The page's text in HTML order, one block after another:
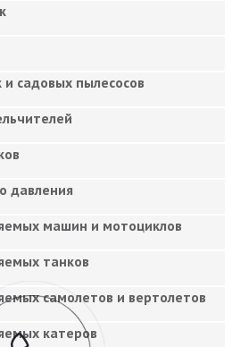
садовых пылесосов
давления
машин и мотоциклов
танков
самолетов и вертолетов
катеров